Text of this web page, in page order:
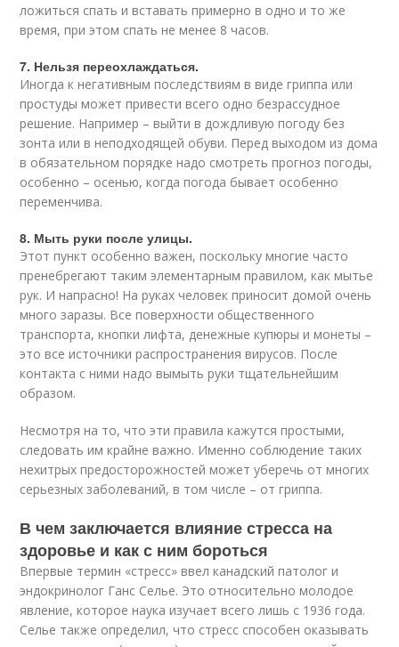
ложиться спать и вставать примерно в одно и то же
время, при этом спать не менее 8 часов.
7. Нельзя переохлаждаться.
Иногда к негативным последствиям в виде гриппа или
простуды может привести всего одно безрассудное
решение. Например – выйти в дождливую погоду без
зонта или в неподходящей обуви. Перед выходом из дома
в обязательном порядке надо смотреть прогноз погоды,
особенно – осенью, когда погода бывает особенно
переменчива.
8. Мыть руки после улицы.
Этот пункт особенно важен, поскольку многие часто
пренебрегают таким элементарным правилом, как мытье
рук. И напрасно! На руках человек приносит домой очень
много заразы. Все поверхности общественного
транспорта, кнопки лифта, денежные купюры и монеты –
это все источники распространения вирусов. После
контакта с ними надо вымыть руки тщательнейшим
образом.
Несмотря на то, что эти правила кажутся простыми,
следовать им крайне важно. Именно соблюдение таких
нехитрых предосторожностей может уберечь от многих
серьезных заболеваний, в том числе – от гриппа.
В чем заключается влияние стресса на
здоровье и как с ним бороться
Впервые термин «стресс» ввел канадский патолог и
эндокринолог Ганс Селье. Это относительно молодое
явление, которое наука изучает всего лишь с 1936 года.
Селье также определил, что стресс способен оказывать